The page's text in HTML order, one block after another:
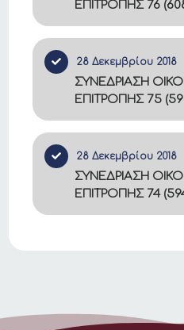
ΕΠΙΤΡΟΠΗΣ 76
28 Δεκεμβρίου 2018
ΣΥΝΕΔΡΙΑΣΗ
ΕΠΙΤΡΟΠΗΣ 75
28 Δεκεμβρίου 2018
ΣΥΝΕΔΡΙΑΣΗ
ΕΠΙΤΡΟΠΗΣ 74